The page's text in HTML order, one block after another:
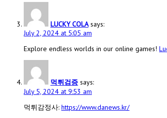
LUCKY COLA says:
July 2, 2024 at 5:05 am
Explore endless worlds in our online games!
먹튀검증 says:
July 5, 2024 at 9:53 am
먹튀감정사: https://www.danews.kr/